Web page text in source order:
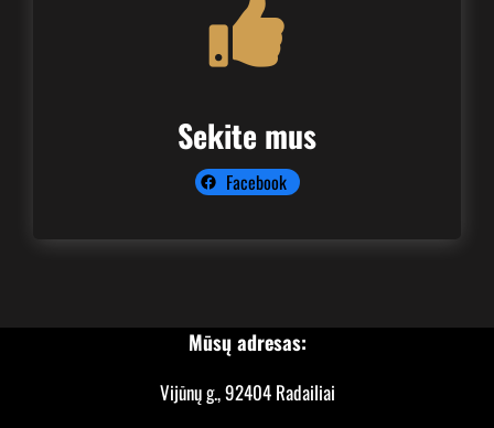
Sekite mus
Facebook
Mūsų adresas:
Vijūnų g., 92404 Radailiai